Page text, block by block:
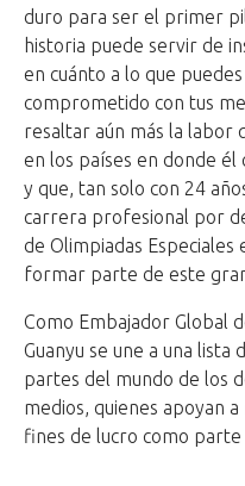
duro para ser el primer
historia puede servir de
en cuánto a lo que
comprometido con tus
resaltar aún más la labor
en los países en donde
y que, tan solo con 24
carrera profesional por
de Olimpiadas Especiales
formar parte de este
Como Embajador Global
Guanyu se une a una lista
partes del mundo de los
medios, quienes apoyan
fines de lucro como parte